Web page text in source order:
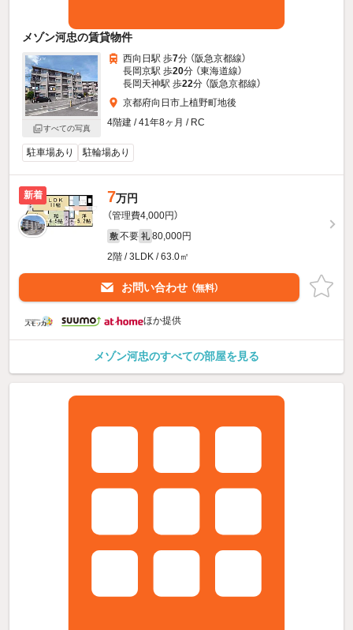
メゾン河忠の賃貸物件
すべての写真
西向日駅 歩7分 （阪急京都線）
長岡京駅 歩20分 （東海道線）
長岡天神駅 歩22分 （阪急京都線）
京都府向日市上植野町地後
4階建 / 41年8ヶ月 / RC
駐車場あり 駐輪場あり
新着 7万円
（管理費4,000円）
敷 不要 礼 80,000円
2階 / 3LDK / 63.0㎡
お問い合わせ （無料）
ほか提供
メゾン河忠のすべての部屋を見る